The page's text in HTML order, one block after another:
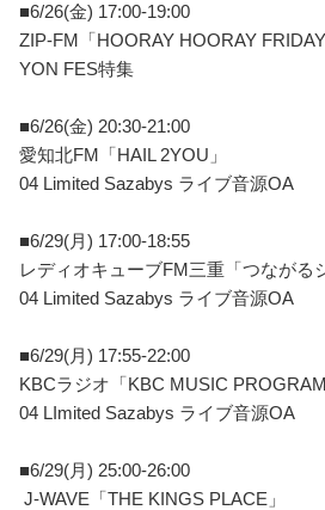
■6/26(金) 17:00-19:00
ZIP-FM「HOORAY HOORAY FRIDAY
YON FES特集
■6/26(金) 20:30-21:00
愛知北FM「HAIL 2YOU」
04 Limited Sazabys ライブ音源OA
■6/29(月) 17:00-18:55
レディオキューブFM三重「つながる
04 Limited Sazabys ライブ音源OA
■6/29(月) 17:55-22:00
KBCラジオ「KBC MUSIC PROGRAM
04 LImited Sazabys ライブ音源OA
■6/29(月) 25:00-26:00
J-WAVE「THE KINGS PLACE」